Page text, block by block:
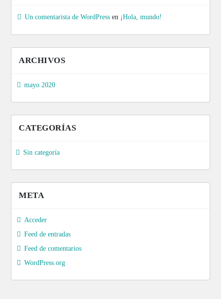
Un comentarista de WordPress en ¡Hola, mundo!
ARCHIVOS
mayo 2020
CATEGORÍAS
Sin categoría
META
Acceder
Feed de entradas
Feed de comentarios
WordPress.org